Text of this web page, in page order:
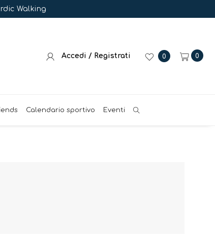
Walking
Accedi / Registrati 0 0
Calendario sportivo Eventi